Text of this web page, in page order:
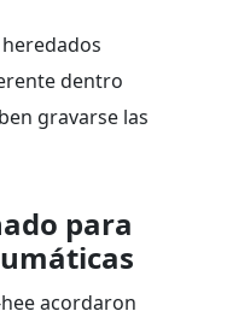
dentro
gravarse las
para
acordaron